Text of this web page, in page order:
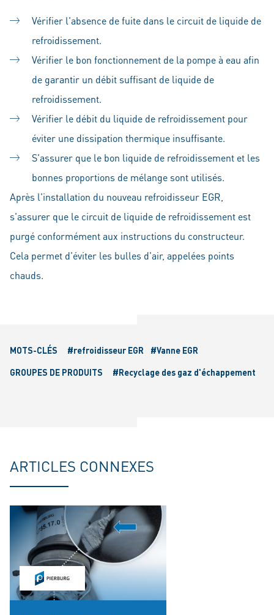
Vérifier l'absence de fuite dans le circuit de liquide de
refroidissement.
Vérifier le bon fonctionnement de la pompe à eau afin
de garantir un débit suffisant de liquide de
refroidissement.
Vérifier le débit du liquide de refroidissement pour
éviter une dissipation thermique insuffisante.
S'assurer que le bon liquide de refroidissement et les
bonnes proportions de mélange sont utilisés.
Après l'installation du nouveau refroidisseur EGR,
s'assurer que le circuit de liquide de refroidissement est
purgé conformément aux instructions du constructeur.
Cela permet d'éviter les bulles d'air, appelées points
chauds.
MOTS-CLÉS #refroidisseur EGR
#Vanne EGR
GROUPES DE PRODUITS
#Recyclage des gaz d'échappement
ARTICLES CONNEXES